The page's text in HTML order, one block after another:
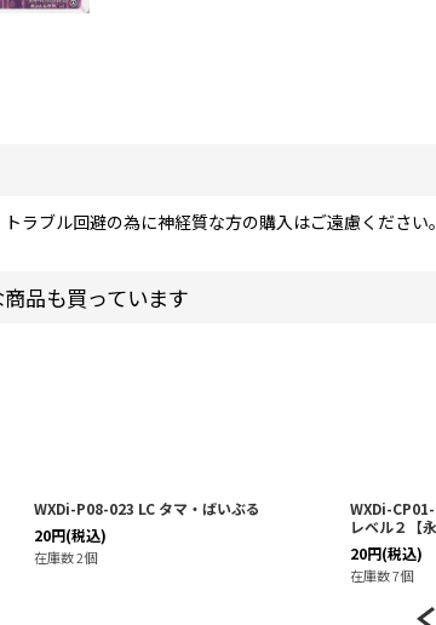
ラブル回避の為に神経質な方の購入はご遠慮ください。
品も買っています
WXDi-P08-023 LC タマ・ばいぶる
20円(税込)
在庫数 2個
WXDi-
レベル２【永
20円(税込)
在庫数 7個